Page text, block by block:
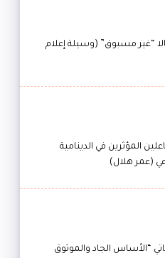
تشهد إقبالا “غير مسبوق” (وسيلة إعلام
المؤثرين في الدينامية
(عمر هلال)
“الأساس الجاد والموثوق